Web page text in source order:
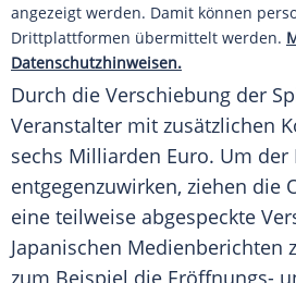
angezeigt werden. Damit können
Drittplattformen übermittelt werden.
Datenschutzhinweisen.
Durch die Verschiebung der
Veranstalter mit zusätzlichen
sechs Milliarden Euro. Um
entgegenzuwirken, ziehen die
eine teilweise abgespeckte
Japanischen Medienberichten